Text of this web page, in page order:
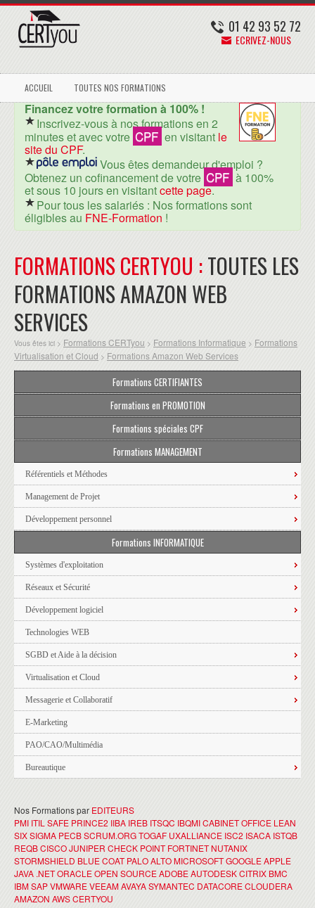
01 42 93 52 72
ECRIVEZ-NOUS
ACCUEIL TOUTES NOS FORMATIONS
Financez votre formation à 100% !
Inscrivez-vous à nos formations en 2
minutes et avec votre CPF en visitant le
site du CPF.
Vous êtes demandeur d'emploi ?
Obtenez un cofinancement de votre CPF à 100%
et sous 10 jours en visitantcette page.
Pour tous les salariés : Nos formations sont
éligibles au FNE-Formation !
FORMATIONS CERTYOU :TOUTES LES
FORMATIONS AMAZON WEB
SERVICES
Vous êtes ici > Formations CERTyou > Formations Informatique > Formations
Virtualisation et Cloud > Formations Amazon Web Services
Formations CERTIFIANTES
Formations en PROMOTION
Formations spéciales CPF
Formations MANAGEMENT
Référentiels et Méthodes
Management de Projet
Développement personnel
Formations INFORMATIQUE
Systèmes d'exploitation
Réseaux et Sécurité
Développement logiciel
Technologies WEB
SGBD et Aide à la décision
Virtualisation et Cloud
Messagerie et Collaboratif
E-Marketing
PAO/CAO/Multimédia
Bureautique
Nos Formations par EDITEURS
PMI ITIL SAFE PRINCE2 IIBA IREB ITSQC IBQMICABINET OFFICE LEAN
SIX SIGMA PECBSCRUM.ORGTOGAF UXALLIANCE ISC2 ISACA ISTQB
REQBCISCOJUNIPER CHECK POINT FORTINETNUTANIX
STORMSHIELD BLUE COAT PALO ALTOMICROSOFTGOOGLEAPPLE
JAVA .NETORACLEOPEN SOURCEADOBEAUTODESKCITRIX BMC
IBMSAPVMWAREVEEAMAVAYASYMANTEC DATACORECLOUDERA
AMAZON AWSCERTYOU